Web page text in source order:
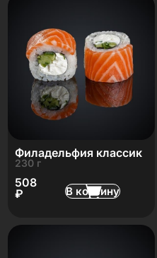
Филадельфия классик
230 г
508
₽
В корзину